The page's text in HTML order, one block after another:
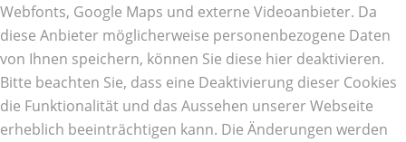
Webfonts, Google Maps und externe Videoanbieter. Da
diese Anbieter möglicherweise personenbezogene Daten
von Ihnen speichern, können Sie diese hier deaktivieren.
Bitte beachten Sie, dass eine Deaktivierung dieser Cookies
die Funktionalität und das Aussehen unserer Webseite
erheblich beeinträchtigen kann. Die Änderungen werden